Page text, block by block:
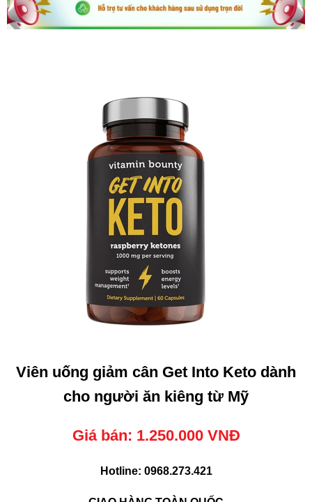
Viên uống giảm cân Get Into Keto dành
cho người ăn kiêng từ Mỹ
Giá bán: 1.250.000 VNĐ
Hotline: 0968.273.421